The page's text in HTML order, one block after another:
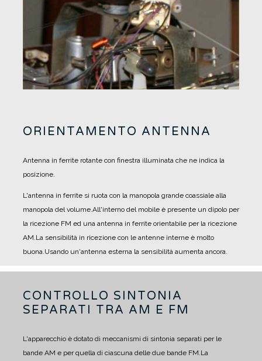
ORIENTAMENTO ANTENNA
Antenna in ferrite rotante con finestra illuminata che ne indica la
posizione.
L'antenna in ferrite si ruota con la manopola grande coassiale alla
manopola del volume.All'interno del mobile è presente un dipolo per
la ricezione FM ed una antenna in ferrite orientabile per la ricezione
AM.La sensibilità in ricezione con le antenne interne è molto
buona.Usando un'antenna esterna la sensibilità aumenta ancora.
CONTROLLO SINTONIA
SEPARATI TRA AM E FM
L'apparecchio è dotato di meccanismi di sintonia separati per le
bande AM e per quella di ciascuna delle due bande FM.La